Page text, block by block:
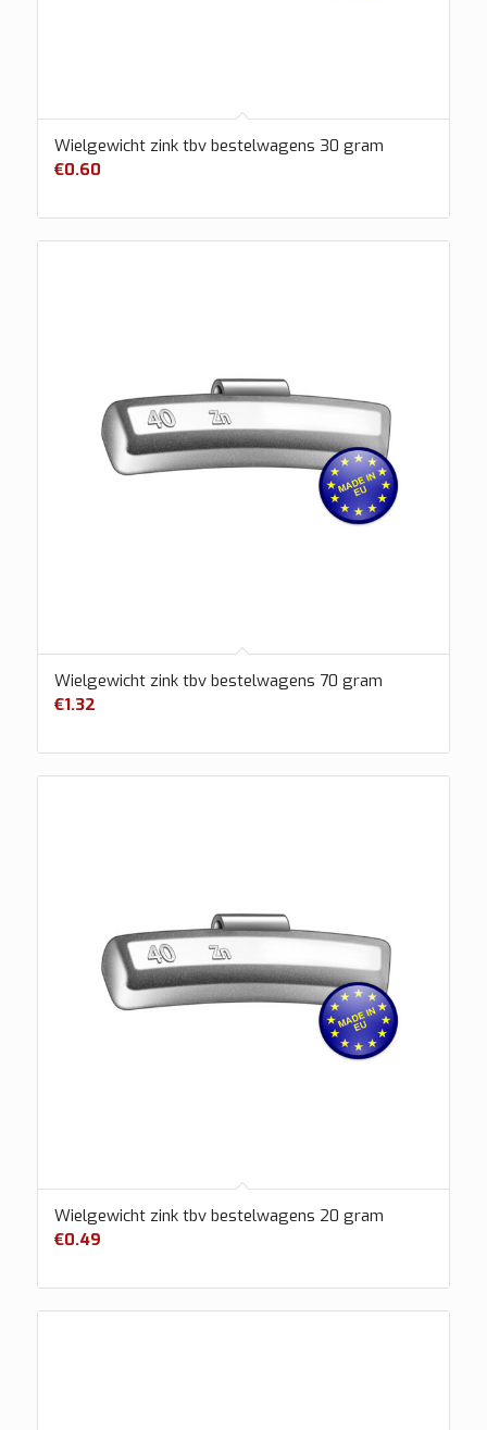
Wielgewicht zink tbv bestelwagens 30 gram
€0.60
Wielgewicht zink tbv bestelwagens 70 gram
€1.32
Wielgewicht zink tbv bestelwagens 20 gram
€0.49